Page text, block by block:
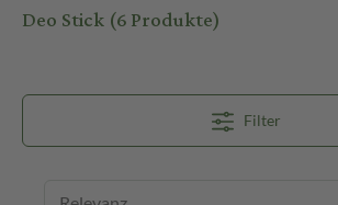
Deo Stick(6 Produkte)
Filter